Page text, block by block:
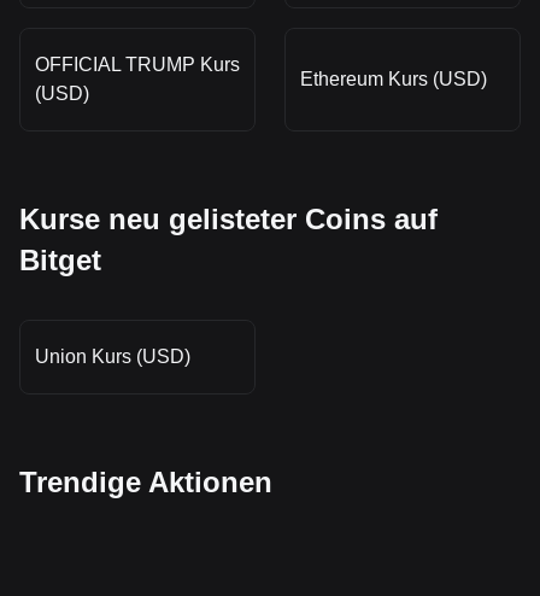
OFFICIAL TRUMP Kurs
(USD)
Ethereum Kurs (USD)
Kurse neu gelisteter Coins auf
Bitget
Union Kurs (USD)
Trendige Aktionen